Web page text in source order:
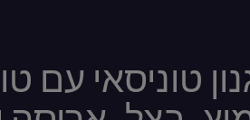
טוניסאי עם